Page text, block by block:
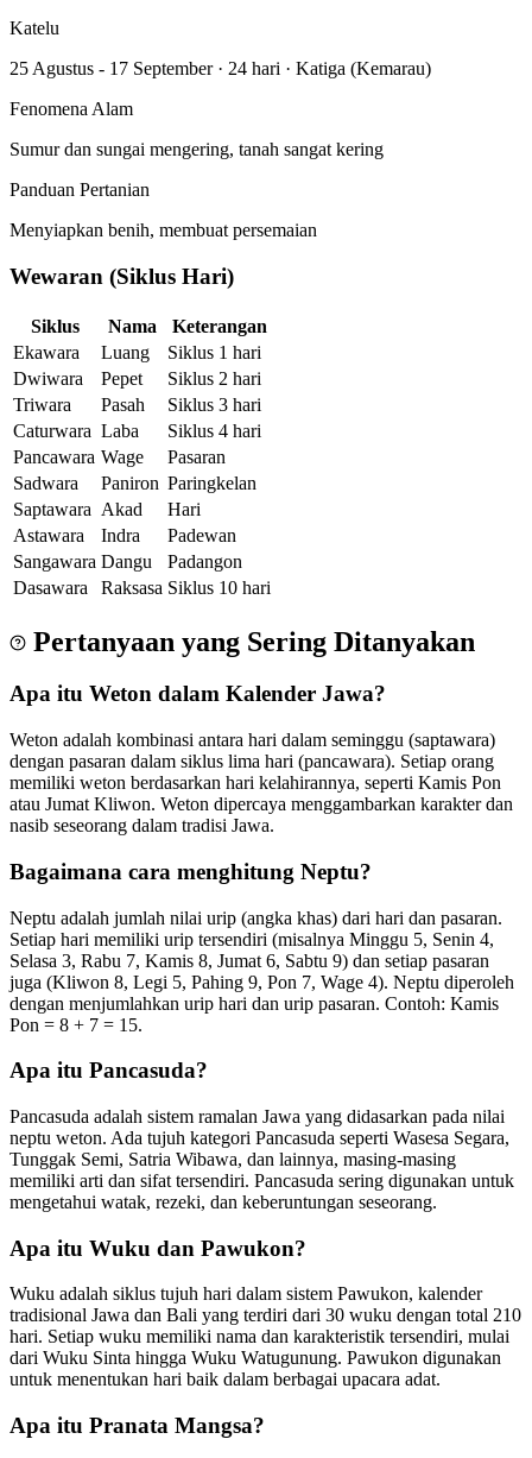
Katelu
25 Agustus - 17 September · 24 hari · Katiga (Kemarau)
Fenomena Alam
Sumur dan sungai mengering, tanah sangat kering
Panduan Pertanian
Menyiapkan benih, membuat persemaian
Wewaran (Siklus Hari)
Siklus Nama
Keterangan
Ekawara
Luang
Siklus 1 hari
Dwiwara
Pepet
Siklus 2 hari
Triwara
Pasah
Siklus 3 hari
Caturwara Laba
Siklus 4 hari
Pancawara Wage
Pasaran
Sadwara
Paniron Paringkelan
Saptawara Akad
Hari
Astawara
Indra
Padewan
Sangawara Dangu
Padangon
Dasawara
Raksasa Siklus 10 hari
Pertanyaan yang Sering Ditanyakan
Apa itu Weton dalam Kalender Jawa?
Weton adalah kombinasi antara hari dalam seminggu (saptawara)
dengan pasaran dalam siklus lima hari (pancawara). Setiap orang
memiliki weton berdasarkan hari kelahirannya, seperti Kamis Pon
atau Jumat Kliwon. Weton dipercaya menggambarkan karakter dan
nasib seseorang dalam tradisi Jawa.
Bagaimana cara menghitung Neptu?
Neptu adalah jumlah nilai urip (angka khas) dari hari dan pasaran.
Setiap hari memiliki urip tersendiri (misalnya Minggu 5, Senin 4,
Selasa 3, Rabu 7, Kamis 8, Jumat 6, Sabtu 9) dan setiap pasaran
juga (Kliwon 8, Legi 5, Pahing 9, Pon 7, Wage 4). Neptu diperoleh
dengan menjumlahkan urip hari dan urip pasaran. Contoh: Kamis
Pon = 8 + 7 = 15.
Apa itu Pancasuda?
Pancasuda adalah sistem ramalan Jawa yang didasarkan pada nilai
neptu weton. Ada tujuh kategori Pancasuda seperti Wasesa Segara,
Tunggak Semi, Satria Wibawa, dan lainnya, masing-masing
memiliki arti dan sifat tersendiri. Pancasuda sering digunakan untuk
mengetahui watak, rezeki, dan keberuntungan seseorang.
Apa itu Wuku dan Pawukon?
Wuku adalah siklus tujuh hari dalam sistem Pawukon, kalender
tradisional Jawa dan Bali yang terdiri dari 30 wuku dengan total 210
hari. Setiap wuku memiliki nama dan karakteristik tersendiri, mulai
dari Wuku Sinta hingga Wuku Watugunung. Pawukon digunakan
untuk menentukan hari baik dalam berbagai upacara adat.
Apa itu Pranata Mangsa?